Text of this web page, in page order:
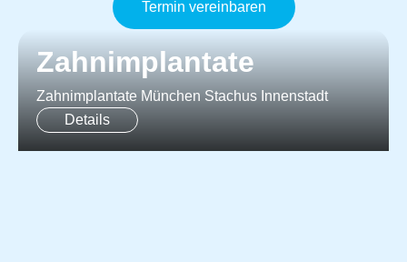
Termin vereinbaren
Zahnimplantate​
Zahnimplantate München Stachus Innenstadt
Details